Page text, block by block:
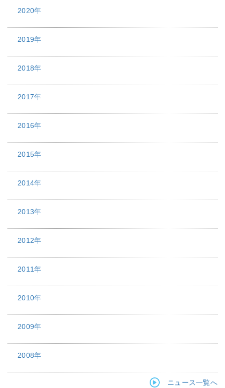
2020年
2019年
2018年
2017年
2016年
2015年
2014年
2013年
2012年
2011年
2010年
2009年
2008年
ニュース一覧へ